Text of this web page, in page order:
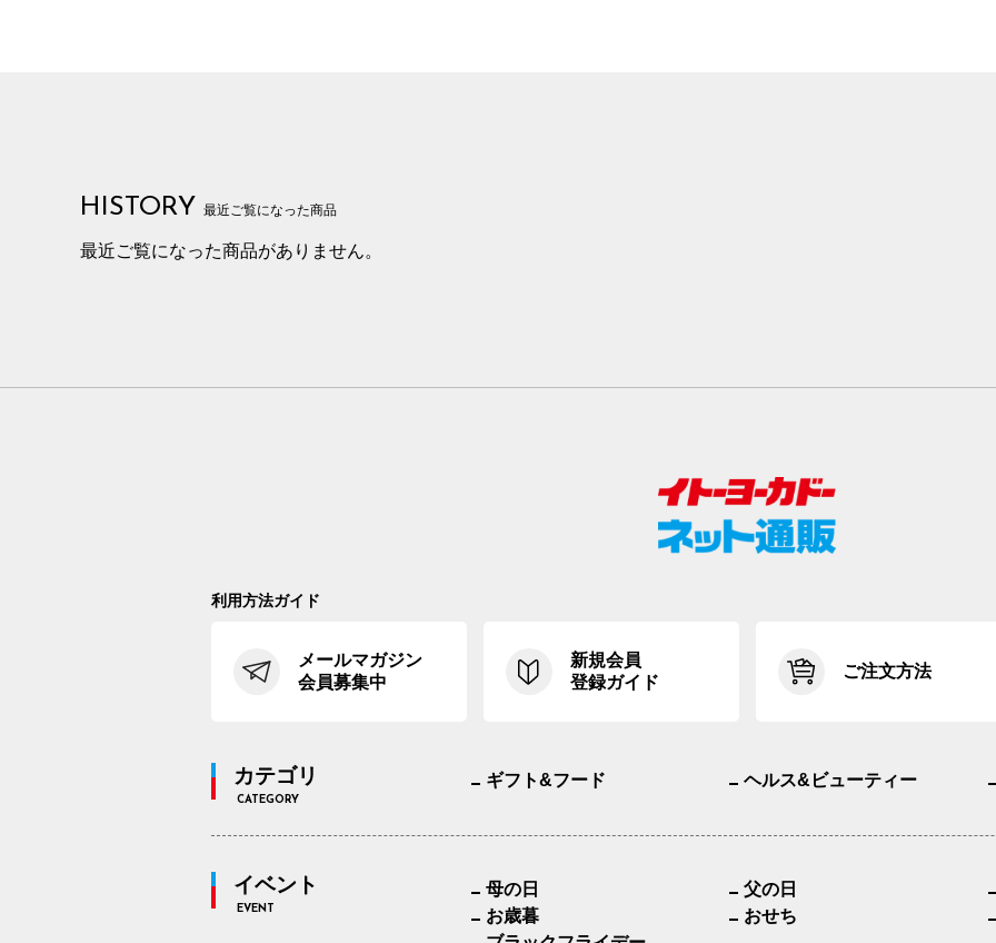
HISTORY 最近ご覧になった商品
最近ご覧になった商品がありません。
利用方法ガイド
メールマガジン
会員募集中
新規会員
登録ガイド
ご注文方法
カテゴリ
CATEGORY
ギフト&フード ヘルス&ビューティー
イベント
EVENT
母の日 父の日
お歳暮
おせち